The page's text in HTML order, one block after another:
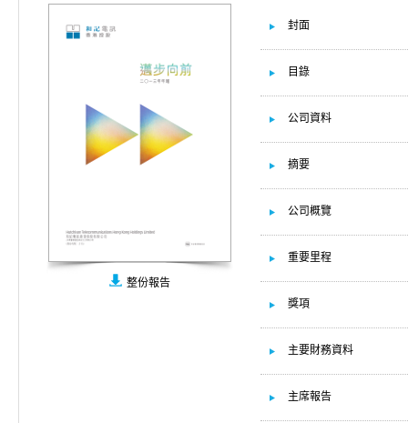
整份報告
封面
目錄
公司資料
摘要
公司概覽
重要里程
獎項
主要財務資料
主席報告